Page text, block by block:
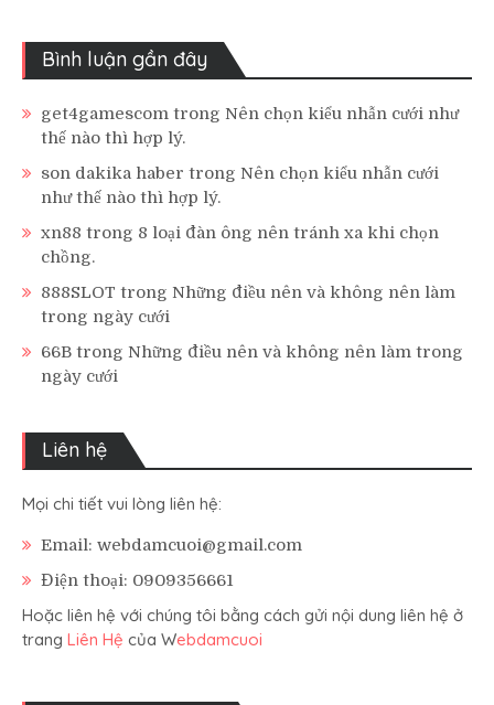
Bình luận gần đây
get4gamescom trong Nên chọn kiểu nhẫn cưới như
thế nào thì hợp lý.
son dakika haber trong Nên chọn kiểu nhẫn cưới
như thế nào thì hợp lý.
xn88 trong 8 loại đàn ông nên tránh xa khi chọn
chồng.
888SLOT trong Những điều nên và không nên làm
trong ngày cưới
66B trong Những điều nên và không nên làm trong
ngày cưới
Liên hệ
Mọi chi tiết vui lòng liên hệ:
Email: webdamcuoi@gmail.com
Điện thoại: 0909356661
Hoặc liên hệ với chúng tôi bằng cách gửi nội dung liên hệ ở
trang Liên Hệ của Webdamcuoi